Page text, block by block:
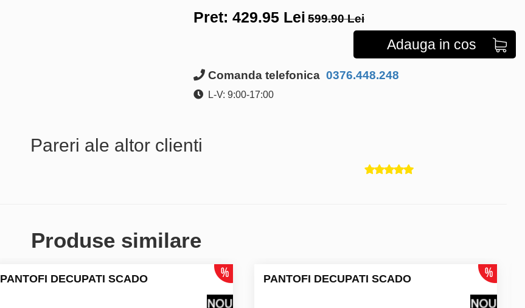
Pret: 429.95 Lei 599.90 Lei
Adauga in cos
Comanda telefonica 0376.448.248
L-V: 9:00-17:00
Pareri ale altor clienti
Produse similare
PANTOFI DECUPATI SCADO PANTOFI DECUPATI SCADO